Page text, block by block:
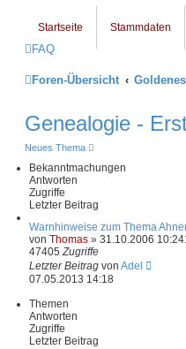
Startseite Stammdaten
FAQ
Foren-Übersicht
Genealogie -
Neues Thema
Bekanntmachungen
Antworten
Zugriffe
Letzter Beitrag
Warnhinweise zum Thema
von Thomas » 31.10.2006 10:24
47405Zugriffe
Letzter Beitrag von Adel
07.05.2013 14:18
Themen
Antworten
Zugriffe
Letzter Beitrag